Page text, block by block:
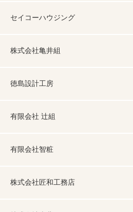
セイコーハウジング
株式会社亀井組
徳島設計工房
有限会社 辻組
有限会社智粧
株式会社匠和工務店